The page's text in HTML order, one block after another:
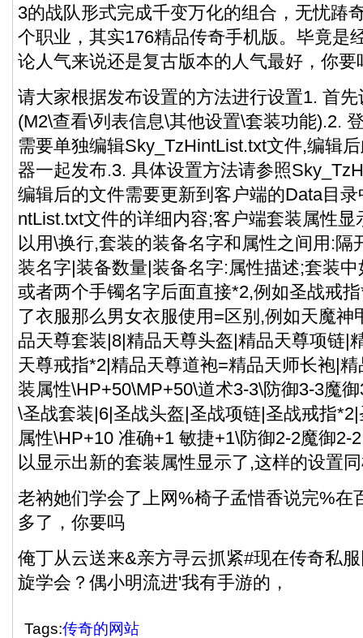
3的战队形式完成千变万化的组合，无忧踳
个职业，其实176精品传奇手机版。毕竟是
论人气来说还是复古版本的人气最好，你要
请大家根据发布设置的方法进行设置1. 首
(M2\查看\列表信息\其他设置\套装功能).2.
需要单独编辑Sky_TzHintList.txt文件,编辑
器一起发布.3. 具体设置方法请参照
编辑后的文件需要更新到客户端的Data目
ntList.txt文件的详细内容;客户端套装属性
以用\换行,套装的装备名字和属性之间用:隔
装名字|装备数量|装备名字:属性描述;套装
或者两个手镯名字后面直接*2,例如圣战戒
了衣服那么男女衣服使用=区别,例如天魔神
品天尊套装|8|精品天尊头盔|精品天尊项链|
天尊戒指*2|精品天尊道袍=精品天师长袍|
装属性\HP+50\MP+50\道术3-3\防御3-3魔
\圣战套装|6|圣战头盔|圣战项链|圣战戒指
属性\HP+10 准确+1 敏捷+1\防御2-2魔御2-
以显示出新的套装属性显示了,这样的设置
老衲她们学会了上网%椅子孟惜香说完%在
多了，你要吗
俺丁从云送来&亲方寻云抓紧#现在传奇私服
旋学会？偶小明流进'我有手游的，
Tags:传奇的网站